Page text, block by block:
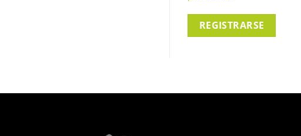
REGISTRARSE